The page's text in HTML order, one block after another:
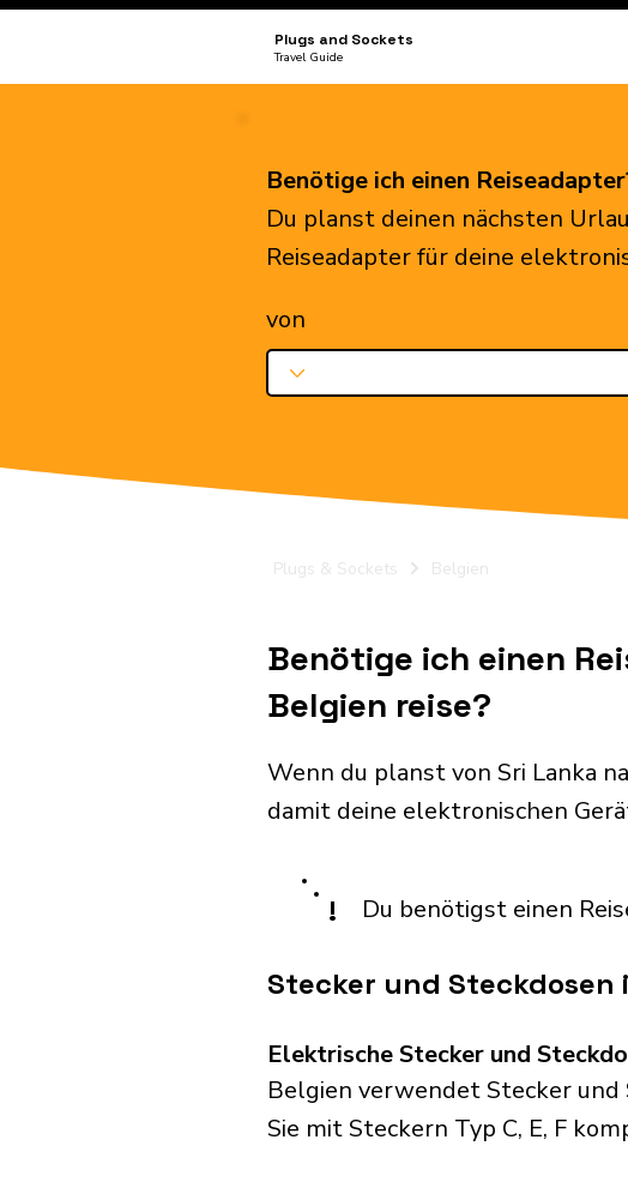
Plugs and Sockets
Travel Guide
Benötige ich einen
Du planst deinen nächsten
Reiseadapter für deine
von
Plugs & Sockets Belgien
Benötige ich einen
Belgien reise?
Wenn du planst von Sri Lanka
damit deine elektronischen
! Du benötigst einen
Stecker und Steckdosen
Elektrische Stecker und
Belgien verwendet Stecker und
Sie mit Steckern Typ C, E, F